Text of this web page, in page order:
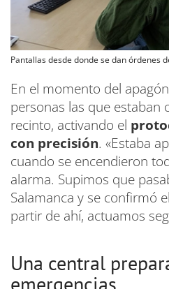
Pantallas desde donde se dan órdenes
En el momento del
personas las que estaban
recinto, activando el
con precisión. «Estaba
cuando se encendieron
alarma. Supimos que
Salamanca y se confirmó el
partir de ahí, actuamos
Una central
emergencias